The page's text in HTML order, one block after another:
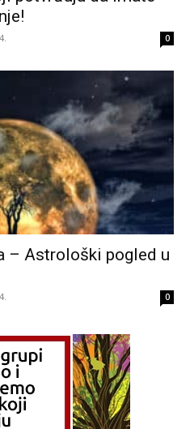
0
– Astrološki pogled u
0